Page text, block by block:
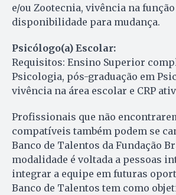
e/ou Zootecnia, vivência na função
disponibilidade para mudança.
Psicólogo(a) Escolar:
Requisitos: Ensino Superior
Psicologia, pós-graduação em
vivência na área escolar e CRP
Profissionais que não
compatíveis também podem se
Banco de Talentos da Fundação
modalidade é voltada a pessoas
integrar a equipe em futuras
Banco de Talentos tem como